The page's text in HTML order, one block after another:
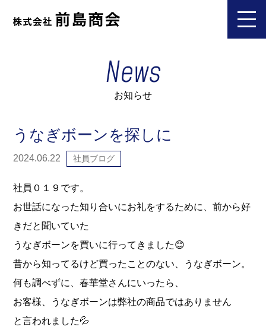
News
お知らせ
うなぎボーンを探しに
2024.06.22 社員ブログ
社員０１９です。
お世話になった知り合いにお礼をするために、前から好
きだと聞いていた
うなぎボーンを買いに行ってきました😊
昔から知ってるけど買ったことのない、うなぎボーン。
何も調べずに、春華堂さんにいったら、
お客様、うなぎボーンは弊社の商品ではありません
と言われました💦